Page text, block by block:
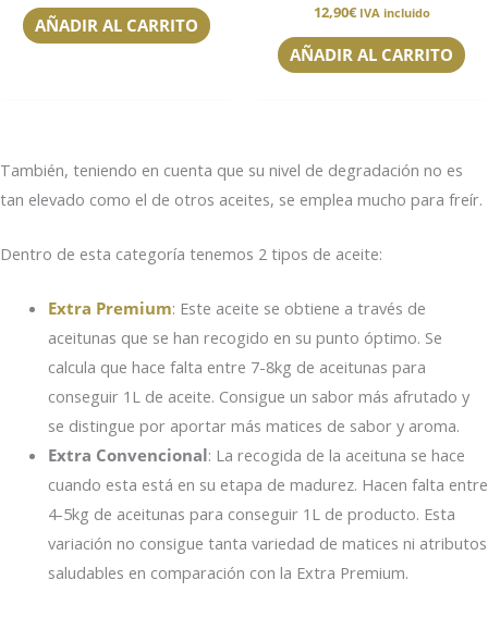
AÑADIR AL CARRITO
12,90€ IVA incluido
AÑADIR AL CARRITO
También, teniendo en cuenta que su nivel de degradación no es
tan elevado como el de otros aceites, se emplea mucho para freír.
Dentro de esta categoría tenemos 2 tipos de aceite:
Extra Premium: Este aceite se obtiene a través de
aceitunas que se han recogido en su punto óptimo. Se
calcula que hace falta entre 7-8kg de aceitunas para
conseguir 1L de aceite. Consigue un sabor más afrutado y
se distingue por aportar más matices de sabor y aroma.
Extra Convencional: La recogida de la aceituna se hace
cuando esta está en su etapa de madurez. Hacen falta entre
4-5kg de aceitunas para conseguir 1L de producto. Esta
variación no consigue tanta variedad de matices ni atributos
saludables en comparación con la Extra Premium.